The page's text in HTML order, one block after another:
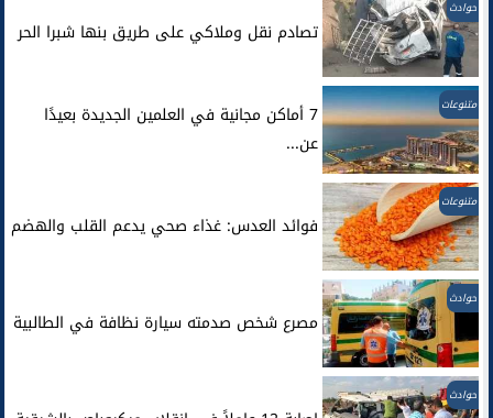
حوادث
تصادم نقل وملاكي على طريق بنها شبرا الحر
متنوعات
7 أماكن مجانية في العلمين الجديدة بعيدًا
عن...
متنوعات
فوائد العدس: غذاء صحي يدعم القلب والهضم
حوادث
مصرع شخص صدمته سيارة نظافة في الطالبية
حوادث